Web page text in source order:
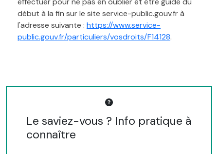
début à la fin sur le site service-public.gouv.fr à
l'adresse suivante : https://www.service-
public.gouv.fr/particuliers/vosdroits/F14128.
Le saviez-vous ? Info pratique à
connaître